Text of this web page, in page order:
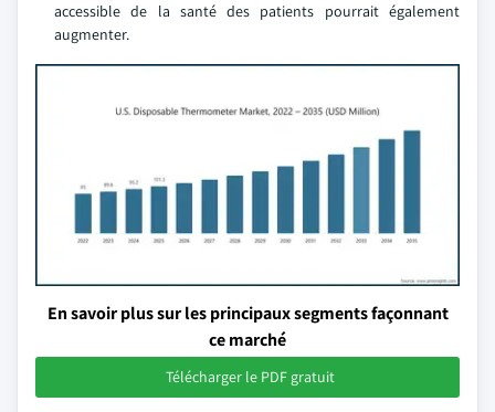
accessible de la santé des patients pourrait également
augmenter.
En savoir plus sur les principaux segments façonnant
ce marché
Télécharger le PDF gratuit